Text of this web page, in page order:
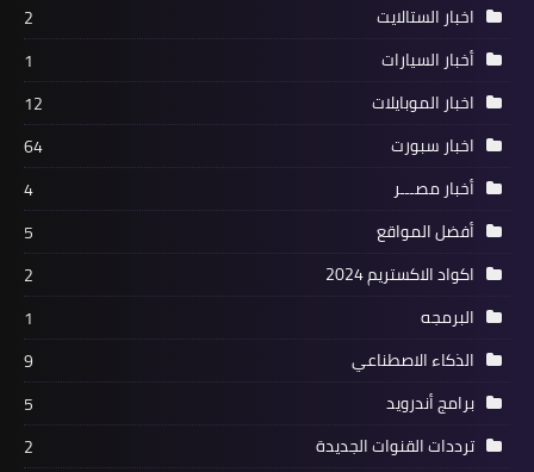
اخبار الستالايت
2
أخبار السيارات
1
اخبار الموبايلات
12
اخبار سبورت
64
أخبار مصـــر
4
أفضل المواقع
5
اكواد الاكستريم 2024
2
البرمجه
1
الذكاء الاصطناعي
9
برامج أندرويد
5
ترددات القنوات الجديدة
2